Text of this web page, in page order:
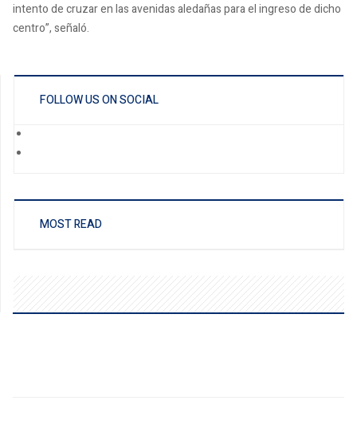
intento de cruzar en las avenidas aledañas para el ingreso de dicho
centro”, señaló.
FOLLOW US ON SOCIAL
MOST READ